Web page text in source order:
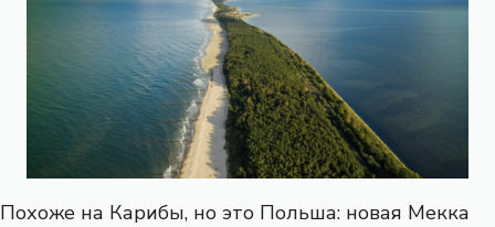
Похоже на Карибы, но это Польша: новая Мекка